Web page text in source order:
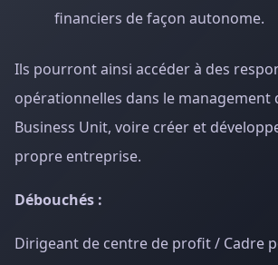
financiers de façon autonome.
Ils pourront ainsi accéder à des
opérationnelles dans le management
Business Unit, voire créer et
propre entreprise.
Débouchés :
Dirigeant de centre de profit / Cadre